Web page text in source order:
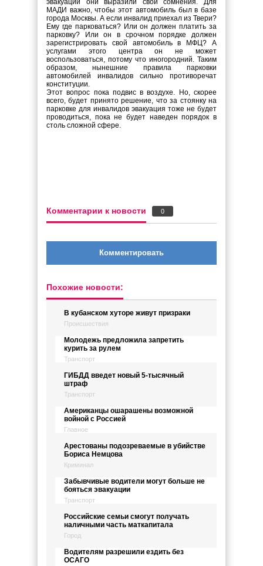
МАДИ важно, чтобы этот автомобиль был в базе
города Москвы. А если инвалид приехал из Твери?
Ему где парковаться? Или он должен платить за
парковку? Или он в срочном порядке должен
зарегистрировать свой автомобиль в МФЦ? А
услугами этого центра он не может
воспользоваться, потому что иногородний. Таким
образом, нынешние правила парковки
автомобилей инвалидов сильно противоречат
конституции.
Этот вопрос пока подвис в воздухе. Но, скорее
всего, будет принято решение, что за стоянку на
парковке для инвалидов эвакуация тоже не будет
проводиться, пока не будет наведен порядок в
столь сложной сфере.
Комментарии к новости 0
Комментировать
Похожие новости:
В кубанском хуторе живут призраки
Происшествия
Молодежь предложила запретить
курить за рулем
Транспорт
ГИБДД введет новый 5-тысячный
штраф
Транспорт
Американцы ошарашены возможной
войной с Россией
Главное
Арестованы подозреваемые в убийстве
Бориса Немцова
Криминал
Забывчивые водители могут больше не
бояться эвакуации
Транспорт
Российские семьи смогут получать
наличными часть маткапитала
Город
Водителям разрешили ездить без
ОСАГО